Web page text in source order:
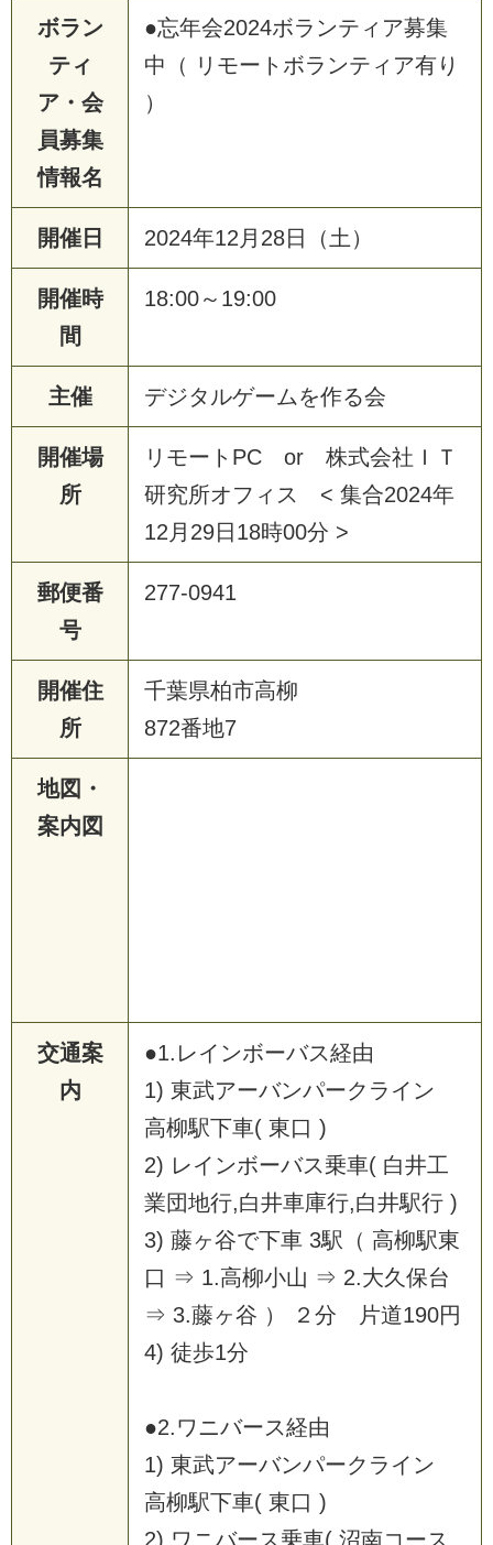
ボラン
ティ
ア・会
員募集
情報名
●忘年会2024ボランティア募集
中（ リモートボランティア有り
）
開催日 2024年12月28日（土）
開催時
間
18:00～19:00
主催 デジタルゲームを作る会
開催場
所
リモートPC or 株式会社ＩＴ
研究所オフィス < 集合2024年
12月29日18時00分 >
郵便番
号
277-0941
開催住
所
千葉県柏市高柳
872番地7
地図・
案内図
交通案
内
●1.レインボーバス経由
1) 東武アーバンパークライン
高柳駅下車( 東口 )
2) レインボーバス乗車( 白井工
業団地行,白井車庫行,白井駅行 )
3) 藤ヶ谷で下車 3駅（ 高柳駅東
口 ⇒ 1.高柳小山 ⇒ 2.大久保台
⇒ 3.藤ヶ谷 ） ２分 片道190円
4) 徒歩1分
●2.ワニバース経由
1) 東武アーバンパークライン
高柳駅下車( 東口 )
2) ワニバース乗車( 沼南コース